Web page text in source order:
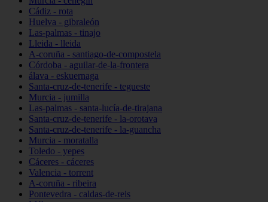
Cádiz - rota
Huelva - gibraleón
Las-palmas - tinajo
Lleida - lleida
A-coruña - santiago-de-compostela
Córdoba - aguilar-de-la-frontera
álava - eskuernaga
Santa-cruz-de-tenerife - tegueste
Murcia - jumilla
Las-palmas - santa-lucía-de-tirajana
Santa-cruz-de-tenerife - la-orotava
Santa-cruz-de-tenerife - la-guancha
Murcia - moratalla
Toledo - yepes
Cáceres - cáceres
Valencia - torrent
A-coruña - ribeira
Pontevedra - caldas-de-reis